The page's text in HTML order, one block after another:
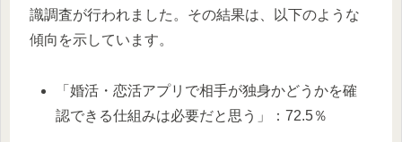
識調査が行われました。その結果は、以下のような
傾向を示しています。
「婚活・恋活アプリで相手が独身かどうかを確
認できる仕組みは必要だと思う」：72.5％